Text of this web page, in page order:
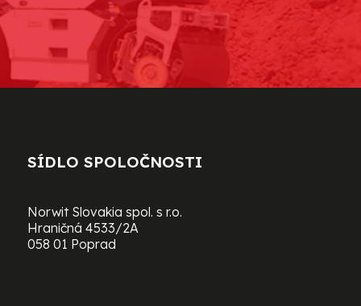
SÍDLO SPOLOČNOSTI
Norwit Slovakia spol. s r.o.
Hraničná 4533/2A
058 01 Poprad